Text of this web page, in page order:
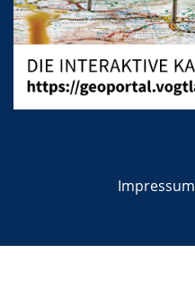
Impressum